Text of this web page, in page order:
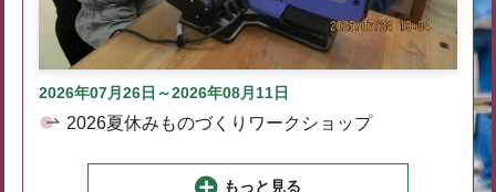
2026年07月26日～2026年08月11日
2026夏休みものづくりワークショップ
もっと見る